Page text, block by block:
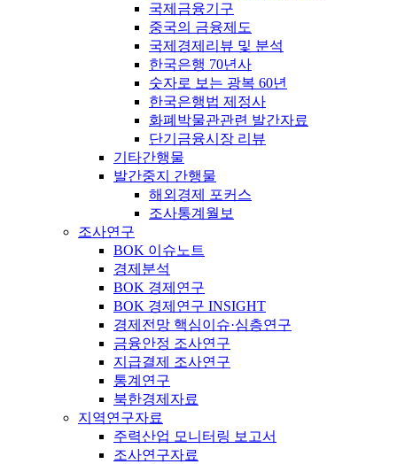
국제금융기구
중국의 금융제도
국제경제리뷰 및 분석
한국은행 70년사
숫자로 보는 광복 60년
한국은행법 제정사
화폐박물관관련 발간자료
단기금융시장 리뷰
기타간행물
발간중지 간행물
해외경제 포커스
조사통계월보
조사연구
BOK 이슈노트
경제분석
BOK 경제연구
BOK 경제연구 INSIGHT
경제전망 핵심이슈·심층연구
금융안정 조사연구
지급결제 조사연구
통계연구
북한경제자료
지역연구자료
주력산업 모니터링 보고서
조사연구자료